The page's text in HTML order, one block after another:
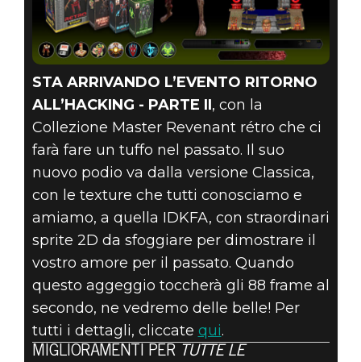
STA ARRIVANDO L’EVENTO RITORNO
ALL’HACKING - PARTE II, con la
Collezione Master Revenant rétro che ci
farà fare un tuffo nel passato. Il suo
nuovo podio va dalla versione Classica,
con le texture che tutti conosciamo e
amiamo, a quella IDKFA, con straordinari
sprite 2D da sfoggiare per dimostrare il
vostro amore per il passato. Quando
questo aggeggio toccherà gli 88 frame al
secondo, ne vedremo delle belle! Per
tutti i dettagli, cliccate qui.
MIGLIORAMENTI PER TUTTE LE